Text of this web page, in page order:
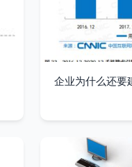
企业为什么还要